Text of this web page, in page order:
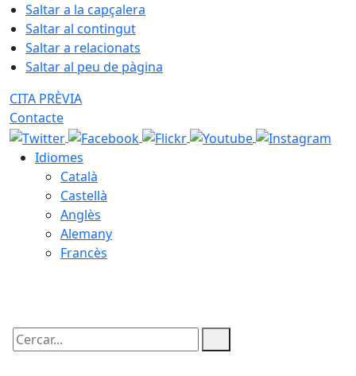
Saltar a la capçalera
Saltar al contingut
Saltar a relacionats
Saltar al peu de pàgina
CITA PRÈVIA
Contacte
Idiomes
Català
Castellà
Anglès
Alemany
Francès
Cercar: